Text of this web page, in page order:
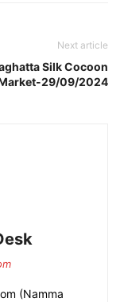
Next article
Silk Cocoon
29/09/2024
(Namma